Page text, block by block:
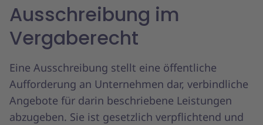
Ausschreibung im
Vergaberecht
Eine Ausschreibung stellt eine öffentliche
Aufforderung an Unternehmen dar, verbindliche
Angebote für darin beschriebene Leistungen
abzugeben. Sie ist gesetzlich verpflichtend und